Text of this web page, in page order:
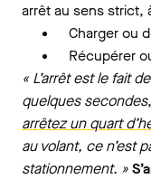
arrêt au sens strict,
Charger ou
Récupérer
« L’arrêt est le fait
quelques secondes
arrêtez un quart
au volant, ce n’est
stationnement. »